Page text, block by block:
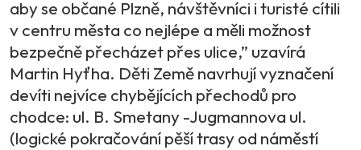
aby se občané Plzně, návštěvníci i turisté cítili
v centru města co nejlépe a měli možnost
bezpečně přecházet přes ulice,” uzavírá
Martin Hyťha. Děti Země navrhují vyznačení
devíti nejvíce chybějících přechodů pro
chodce: ul. B. Smetany -Jugmannova ul.
(logické pokračování pěší trasy od náměstí